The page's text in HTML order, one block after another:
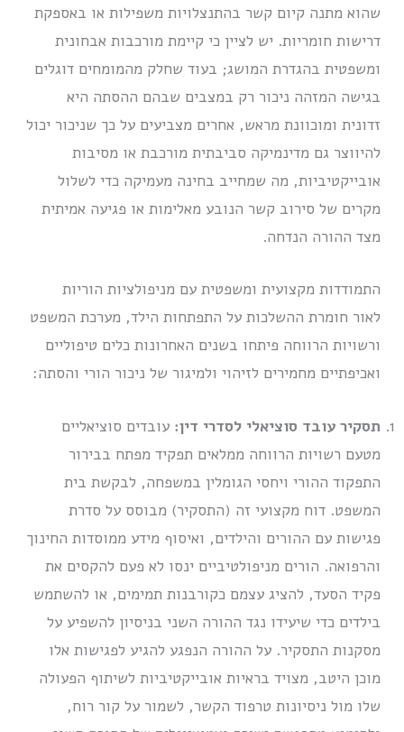
שהוא מתנה קיום קשר בהתנצלויות משפילות או באספקת
דרישות חומריות. יש לציין כי קיימת מורכבות אבחונית
ומשפטית בהגדרת המושג; בעוד שחלק מהמומחים דוגלים
בגישה המזהה ניכור רק במצבים שבהם ההסתה היא
זדונית ומוכוונת מראש, אחרים מצביעים על כך שניכור יכול
להיווצר גם מדינמיקה סביבתית מורכבת או מסיבות
אובייקטיביות, מה שמחייב בחינה מעמיקה כדי לשלול
מקרים של סירוב קשר הנובע מאלימות או פגיעה אמיתית
מצד ההורה הנדחה.
התמודדות מקצועית ומשפטית עם מניפולציות הוריות
לאור חומרת ההשלכות על התפתחות הילד, מערכת המשפט
ורשויות הרווחה פיתחו בשנים האחרונות כלים טיפוליים
ואכיפתיים מחמירים לזיהוי ולמיגור של ניכור הורי והסתה:
תסקיר עובד סוציאלי לסדרי דין: עובדים סוציאליים
מטעם רשויות הרווחה ממלאים תפקיד מפתח בבירור
התפקוד ההורי ויחסי הגומלין במשפחה, לבקשת בית
המשפט. דוח מקצועי זה (התסקיר) מבוסס על סדרת
פגישות עם ההורים והילדים, ואיסוף מידע ממוסדות החינוך
והרפואה. הורים מניפולטיביים ינסו לא פעם להקסים את
פקיד הסעד, להציג עצמם כקורבנות תמימים, או להשתמש
בילדים כדי שיעידו נגד ההורה השני בניסיון להשפיע על
מסקנות התסקיר. על ההורה הנפגע להגיע לפגישות אלו
מוכן היטב, מצויד בראיות אובייקטיביות לשיתוף הפעולה
שלו מול ניסיונות טרפוד הקשר, לשמור על קור רוח,